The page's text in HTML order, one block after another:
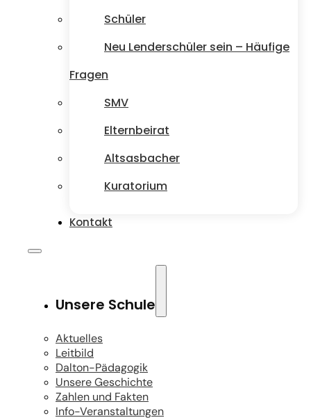
Schüler
Neu Lenderschüler sein – Häufige
Fragen
SMV
Elternbeirat
Altsasbacher
Kuratorium
Kontakt
Unsere Schule
Aktuelles
Leitbild
Dalton-Pädagogik
Unsere Geschichte
Zahlen und Fakten
Info-Veranstaltungen